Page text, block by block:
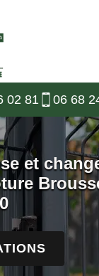
02 81 06 68
et